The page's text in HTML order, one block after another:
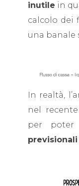
inutile in
calcolo dei
una banale
In realtà,
nel
per poter
previsionali